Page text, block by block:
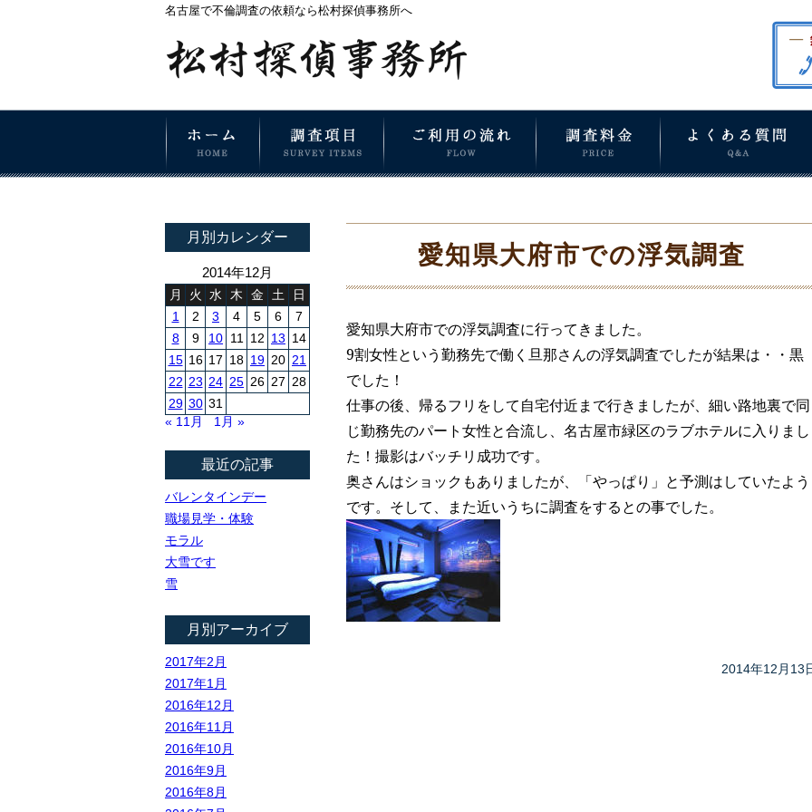
名古屋で不倫調査の依頼なら松村探偵事務所へ
愛知県大府市での浮気調査
愛知県大府市での浮気調査に行ってきました。
9割女性という勤務先で働く旦那さんの浮気調査でしたが結果は・・黒
でした！
仕事の後、帰るフリをして自宅付近まで行きましたが、細い路地裏で同
じ勤務先のパート女性と合流し、名古屋市緑区のラブホテルに入りまし
た！撮影はバッチリ成功です。
奥さんはショックもありましたが、「やっぱり」と予測はしていたよう
です。そして、また近いうちに調査をするとの事でした。
2014年12月13
月別カレンダー
2014年12月
月 火 水 木 金 土
日
1
2 3 4 5 6
7
8
9 10 11 12 13 14
15 16 17 18 19 20 21
22 23 24 25 26 27 28
29 30 31
« 11月
1月 »
最近の記事
バレンタインデー
職場見学・体験
モラル
大雪です
雪
月別アーカイブ
2017年2月
2017年1月
2016年12月
2016年11月
2016年10月
2016年9月
2016年8月